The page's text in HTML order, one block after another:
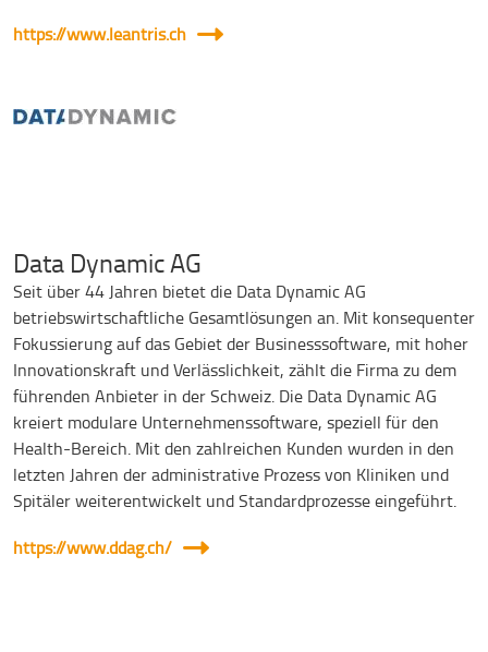
https://www.leantris.ch
Data Dynamic AG
Seit über 44 Jahren bietet die Data Dynamic AG
betriebswirtschaftliche Gesamtlösungen an. Mit konsequenter
Fokussierung auf das Gebiet der Businesssoftware, mit hoher
Innovationskraft und Verlässlichkeit, zählt die Firma zu dem
führenden Anbieter in der Schweiz. Die Data Dynamic AG
kreiert modulare Unternehmenssoftware, speziell für den
Health-Bereich. Mit den zahlreichen Kunden wurden in den
letzten Jahren der administrative Prozess von Kliniken und
Spitäler weiterentwickelt und Standardprozesse eingeführt.
https://www.ddag.ch/